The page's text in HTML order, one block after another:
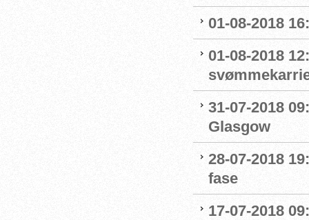
01-08-2018
01-08-2018
31-07-2018
Glasgow
28-07-2018
fase
17-07-2018